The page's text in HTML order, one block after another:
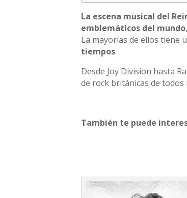
La escena musical del
emblemáticos del mundo
La mayorías de ellos tiene
tiempos
Desde Joy Division hasta
de rock británicas de todos
También te puede